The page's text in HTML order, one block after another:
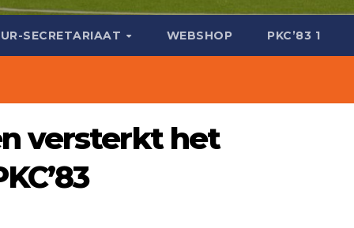
SECRETARIAAT WEBSHOP PKC’83 1
versterkt het